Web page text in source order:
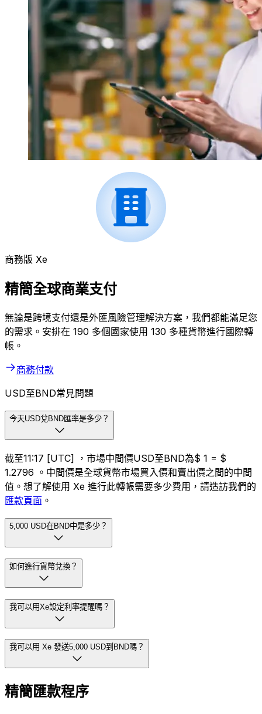
商務版 Xe
精簡全球商業支付
無論是跨境支付還是外匯風險管理解決方案，我們都能滿足您
的需求。安排在 190 多個國家使用 130 多種貨幣進行國際轉
帳。
商務付款
USD至BND常見問題
今天USD兌BND匯率是多少？
截至11:17 [UTC] ，市場中間價USD至BND為$ 1 = $
1.2796 。中間價是全球貨幣市場買入價和賣出價之間的中間
值。想了解使用 Xe 進行此轉帳需要多少費用，請造訪我們的
匯款頁面 。
5,000 USD在BND中是多少？
如何進行貨幣兌換？
我可以用Xe設定利率提醒嗎？
我可以用 Xe 發送5,000 USD到BND嗎？
精簡匯款程序